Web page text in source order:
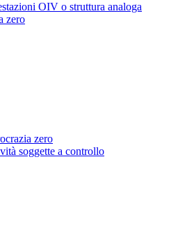
OIV o struttura analoga
zero
zero
soggette a controllo